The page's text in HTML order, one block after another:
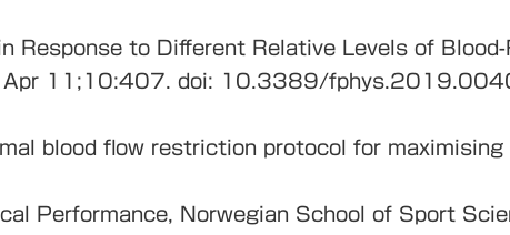
Response to Different Relative Levels of
11;10:407. doi: 10.3389/
blood flow restriction protocol for
Performance, Norwegian School of Sport